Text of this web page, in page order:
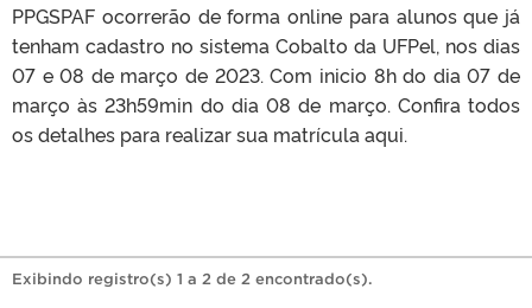
PPGSPAF ocorrerão de forma online para alunos que já
tenham cadastro no sistema Cobalto da UFPel, nos dias
07 e 08 de março de 2023. Com inicio 8h do dia 07 de
março às 23h59min do dia 08 de março. Confira todos
os detalhes para realizar sua matrícula aqui.
Exibindo registro(s) 1 a 2 de 2 encontrado(s).